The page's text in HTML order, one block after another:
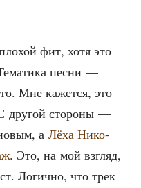
фит, хотя это
пес­ни —
Мне кажет­ся, это
дру­гой сто­ро­ны —
а Лёха Нико­
. Это, на мой взгляд,
Логич­но, что трек